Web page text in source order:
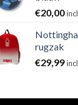
€20,00
rugzak
€29,99